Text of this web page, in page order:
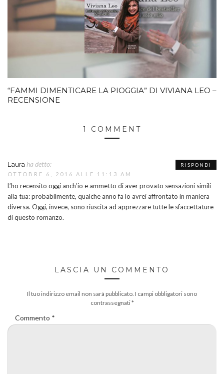
“FAMMI DIMENTICARE LA PIOGGIA” DI VIVIANA LEO –
RECENSIONE
1 COMMENT
Laura ha detto:
OTTOBRE 6, 2016 ALLE 11:13 AM
L’ho recensito oggi anch’io e ammetto di aver provato sensazioni simili
alla tua: probabilmente, qualche anno fa lo avrei affrontato in maniera
diversa. Oggi, invece, sono riuscita ad apprezzare tutte le sfaccettature
di questo romanzo.
RISPONDI
LASCIA UN COMMENTO
Il tuo indirizzo email non sarà pubblicato. I campi obbligatori sono
contrassegnati*
Commento *